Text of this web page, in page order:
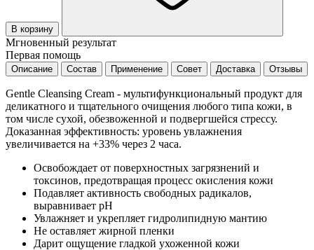
В корзину
Мгновенный результат
Первая помощь
Описание Состав Применение Совет Доставка Отзывы
Gentle Cleansing Cream - мультифункциональный продукт для
деликатного и тщательного очищения любого типа кожи, в
том числе сухой, обезвоженной и подвергшейся стрессу.
Доказанная эффективность: уровень увлажнения
увеличивается на +33% через 2 часа.
Освобождает от поверхностных загрязнений и
токсинов, предотвращая процесс окисления кожи
Подавляет активность свободных радикалов,
выравнивает рН
Увлажняет и укрепляет гидролипидную мантию
Не оставляет жирной пленки
Дарит ощущение гладкой ухоженной кожи